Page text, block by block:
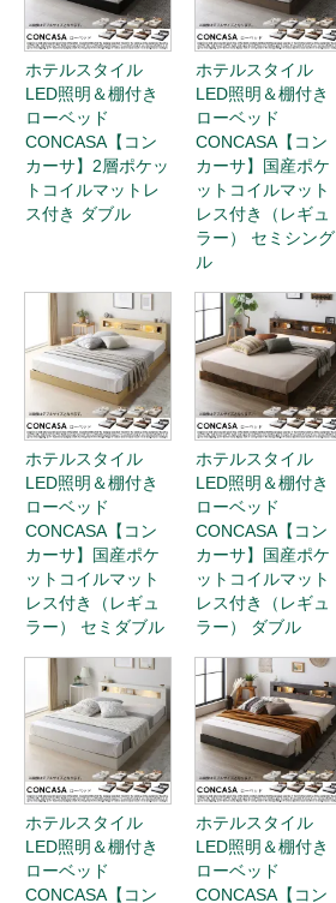
ホテルスタイル
LED照明＆棚付き
ローベッド
CONCASA【コン
カーサ】2層ポケッ
トコイルマットレ
ス付き ダブル
ホテルスタイル
LED照明＆棚付き
ローベッド
CONCASA【コン
カーサ】国産ポケ
ットコイルマット
レス付き（レギュ
ラー） セミシング
ル
ホテルスタイル
LED照明＆棚付き
ローベッド
CONCASA【コン
カーサ】国産ポケ
ットコイルマット
レス付き（レギュ
ラー） セミダブル
ホテルスタイル
LED照明＆棚付き
ローベッド
CONCASA【コン
カーサ】国産ポケ
ットコイルマット
レス付き（レギュ
ラー） ダブル
ホテルスタイル
LED照明＆棚付き
ローベッド
CONCASA【コン
ホテルスタイル
LED照明＆棚付き
ローベッド
CONCASA【コン